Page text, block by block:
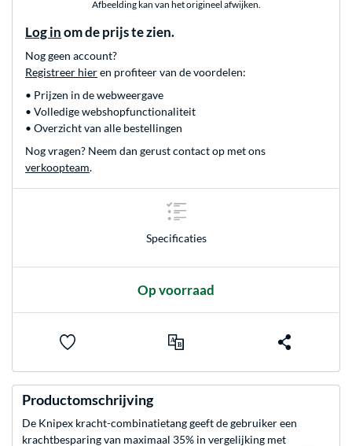
Afbeelding kan van het origineel afwijken.
Log in om de prijs te zien.
Nog geen account?
Registreer hieren profiteer van de voordelen:
• Prijzen in de webweergave
• Volledige webshopfunctionaliteit
• Overzicht van alle bestellingen
Nog vragen? Neem dan gerust contact op met ons
verkoopteam.
Specificaties
Op voorraad
Productomschrijving
De Knipex kracht-combinatietang geeft de gebruiker een
krachtbesparing van maximaal 35% in vergelijking met